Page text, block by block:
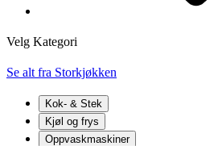
Velg Kategori
Se alt fra Storkjøkken
Kok- & Stek
Kjøl og frys
Oppvaskmaskiner